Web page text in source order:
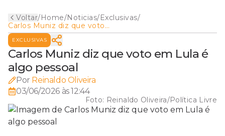
Voltar/Home/Noticias/Exclusivas/
Carlos Muniz diz que voto
em Lula é algo pessoal
EXCLUSIVAS
Carlos Muniz diz que voto em Lula é
algo pessoal
Por Reinaldo Oliveira
03/06/2026 às 12:44
Foto: Reinaldo Oliveira/Política Livre